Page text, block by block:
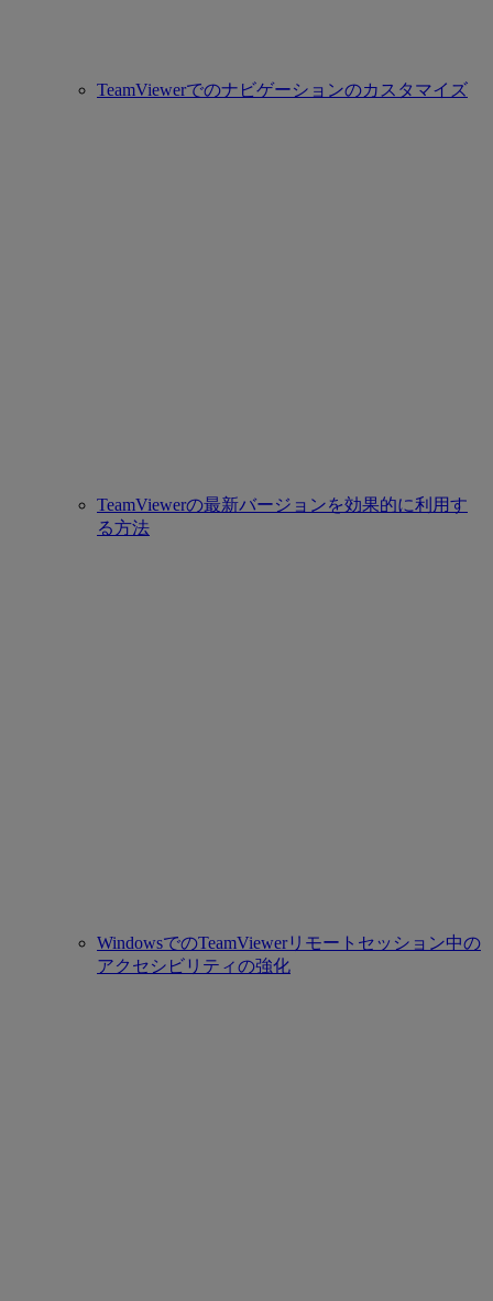
TeamViewerでのナビゲーションのカスタマイズ
TeamViewerの最新バージョンを効果的に利用す
る方法
WindowsでのTeamViewerリモートセッション中の
アクセシビリティの強化